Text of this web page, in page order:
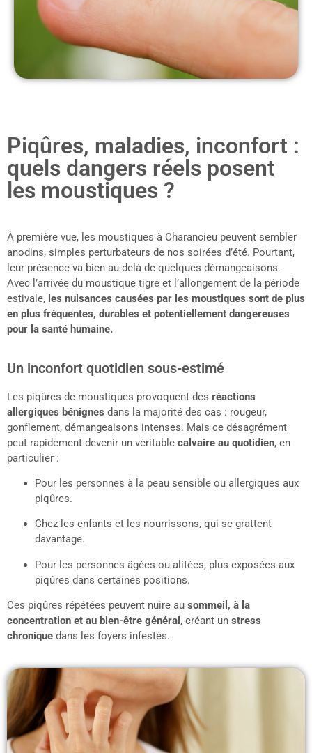
Piqûres, maladies, inconfort :
quels dangers réels posent
les moustiques ?
À première vue, les moustiques à Charancieu peuvent sembler
anodins, simples perturbateurs de nos soirées d’été. Pourtant,
leur présence va bien au-delà de quelques démangeaisons.
Avec l’arrivée du moustique tigre et l’allongement de la période
estivale, les nuisances causées par les moustiques sont de plus
en plus fréquentes, durables et potentiellement dangereuses
pour la santé humaine.
Un inconfort quotidien sous-estimé
Les piqûres de moustiques provoquent des réactions
allergiques bénignes dans la majorité des cas : rougeur,
gonflement, démangeaisons intenses. Mais ce désagrément
peut rapidement devenir un véritable calvaire au quotidien, en
particulier :
Pour les personnes à la peau sensible ou allergiques aux
piqûres.
Chez les enfants et les nourrissons, qui se grattent
davantage.
Pour les personnes âgées ou alitées, plus exposées aux
piqûres dans certaines positions.
Ces piqûres répétées peuvent nuire au sommeil, à la
concentration et au bien-être général , créant un stress
chronique dans les foyers infestés.